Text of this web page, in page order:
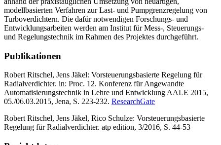
modellbasierten Verfahren zur Last- und Pumpgrenzregelung von
Turboverdichtern. Die dafür notwendigen Forschungs- und
Entwicklungsarbeiten werden am Institut für Mess-, Steuerungs-
und Regelungstechnik im Rahmen des Projektes durchgeführt.
Publikationen
Robert Ritschel, Jens Jäkel: Vorsteuerungsbasierte Regelung für
Radialverdichter. in: Proc. 12. Konferenz für Angewandte
Automatisierungstechnik in Lehre und Entwicklung AALE 2015,
05./06.03.2015, Jena, S. 223-232. ResearchGate
Robert Ritschel, Jens Jäkel, Rico Schulze: Vorsteuerungsbasierte
Regelung für Radialverdichter. atp edition, 3/2016, S. 44-53